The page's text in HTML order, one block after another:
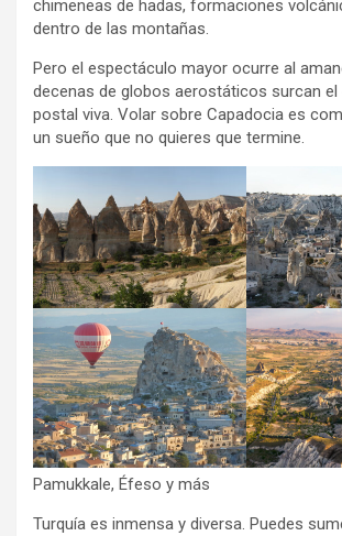
chimeneas de hadas, formaciones
dentro de las montañas.
Pero el espectáculo mayor ocurre al
decenas de globos aerostáticos surcan
postal viva. Volar sobre Capadocia es
un sueño que no quieres que termine.
Pamukkale, Éfeso y más
Turquía es inmensa y diversa. Puedes